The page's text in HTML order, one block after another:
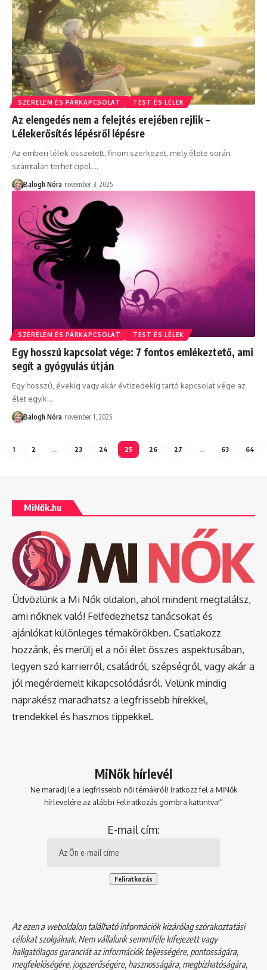
SZERELEM ÉS PÁRKAPCSOLAT TEST ÉS LÉLEK
Az elengedés nem a felejtés erejében rejlik –
Lélekerősítés lépésről lépésre
Az emberi lélek összetett, finom szerkezet, mely élete során
számtalan terhet cipel, …
Balogh Nóra november 3, 2025
SZERELEM ÉS PÁRKAPCSOLAT TEST ÉS LÉLEK
Egy hosszú kapcsolat vége: 7 fontos emlékeztető, ami
segít a gyógyulás útján
Egy hosszú, évekig vagy akár évtizedekig tartó kapcsolat vége az
élet egyik…
Balogh Nóra november 1, 2025
1 2 … 23 24 25 26 27 … 63 64
MiNők.hu
Üdvözlünk a Mi Nők oldalon, ahol mindent megtalálsz,
ami nőknek való! Felfedezhetsz tanácsokat és
ajánlókat különleges témakörökben. Csatlakozz
hozzánk, és merülj el a női élet összes aspektusában,
legyen szó karrierről, családról, szépségről, vagy akár a
jól megérdemelt kikapcsolódásról. Velünk mindig
naprakész maradhatsz a legfrissebb hírekkel,
trendekkel és hasznos tippekkel.
MiNők hírlevél
Ne maradj le a legfrissebb női témákról! Iratkozz fel a MiNők
hírlevelére az alábbi Feliratkozás gombra kattintva!"
E-mail cím:
Az ezen a weboldalon található információk kizárólag szórakoztatási
célokat szolgálnak. Nem vállalunk semmiféle kifejezett vagy
hallgatólagos garanciát az információk teljességére, pontosságára,
megfelelőségére, jogszerűségére, hasznosságára, megbízhatóságára,